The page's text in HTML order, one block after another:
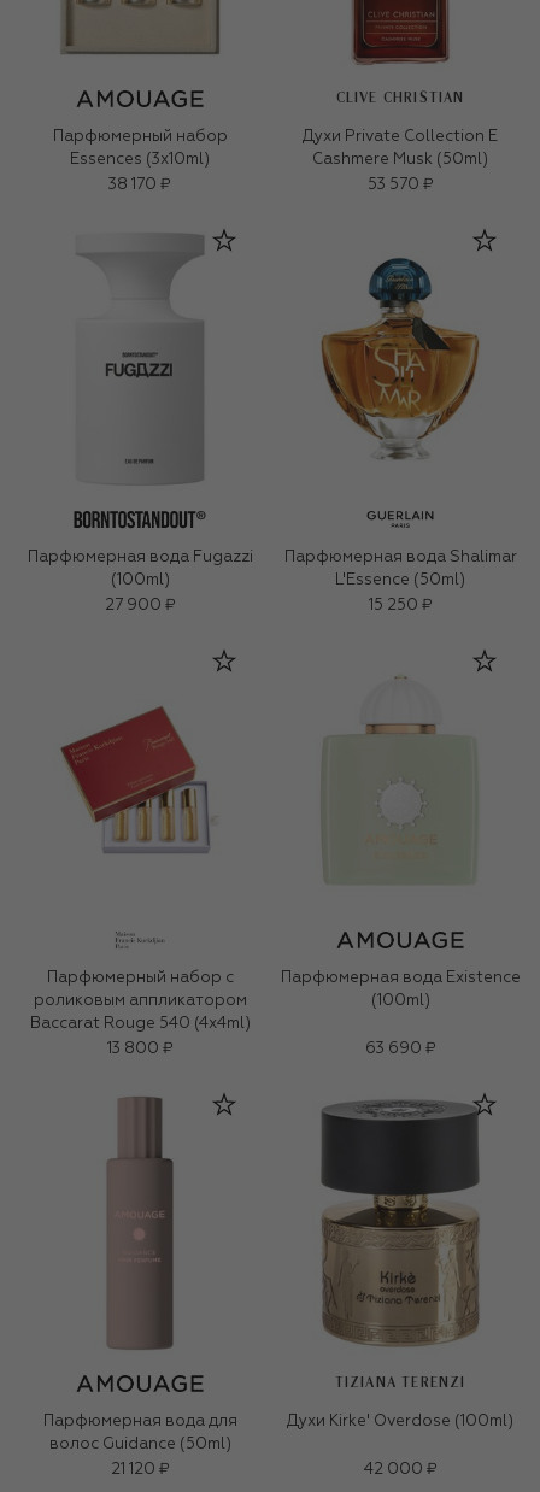
Парфюмерный набор
Essences (3x10ml)
38 170 ₽
CLIVE CHRISTIAN
Духи Private Collection E
Cashmere Musk (50ml)
53 570 ₽
Парфюмерная вода Fugazzi
(100ml)
27 900 ₽
Парфюмерная вода Shalimar
L'Essence (50ml)
15 250 ₽
Парфюмерный набор с
роликовым аппликатором
Baccarat Rouge 540 (4x4ml)
13 800 ₽
Парфюмерная вода Existence
(100ml)
63 690 ₽
Парфюмерная вода для
волос Guidance (50ml)
21 120 ₽
TIZIANA TERENZI
Духи Kirke' Overdose (100ml)
42 000 ₽